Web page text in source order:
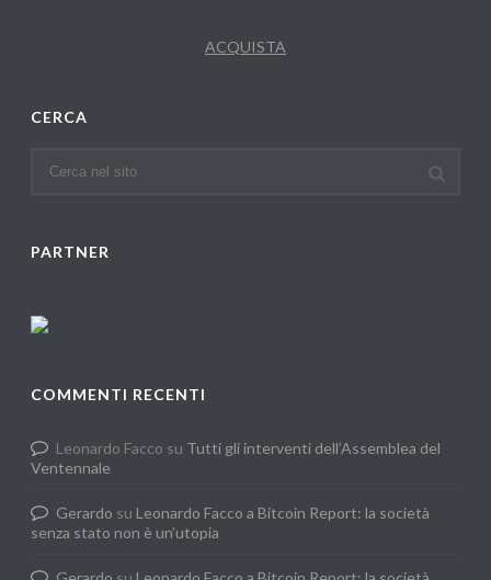
ACQUISTA
CERCA
PARTNER
COMMENTI RECENTI
Leonardo Facco su Tutti gli interventi dell’Assemblea del
Ventennale
Gerardo su Leonardo Facco a Bitcoin Report: la società
senza stato non è un’utopia